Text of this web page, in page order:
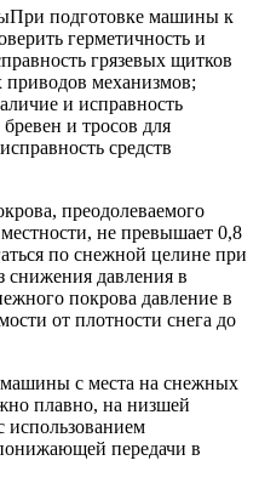
При подготовке машины к
герметичность и
грязевых щитков
приводов механизмов;
и исправность
и тросов для
средств
преодолеваемого
не превышает 0,8
по снежной целине при
снижения давления в
покрова давление в
от плотности снега до
с места на снежных
плавно, на низшей
использованием
передачи в